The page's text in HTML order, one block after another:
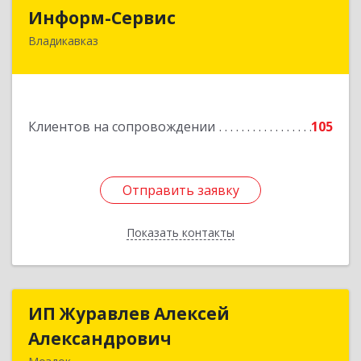
Информ-Сервис
Владикавказ
Клиентов на сопровождении 105
Отправить заявку
Показать контакты
362020, Северная Осетия - Алания Респ,
Отправить заявку
Назад
ИП Журавлев Алексей
Александрович
ИП Журавлев Алексей